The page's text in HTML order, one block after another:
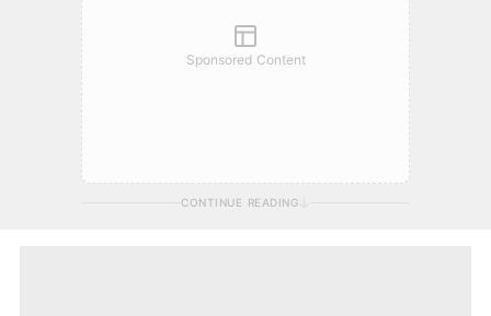
Sponsored Content
CONTINUE READING